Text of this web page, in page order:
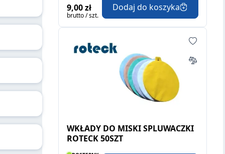
9,00 zł
brutto / szt.
Dodaj do koszyka
WKŁADY DO MISKI SPLUWACZKI
ROTECK 50SZT